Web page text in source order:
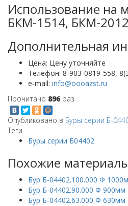
Использование на
БКМ-1514, БКМ-
Дополнительная
Цена: Цену уточняйте
Телефон: 8-903-0819-558,
e-mail:
Прочитано 896 раз
Опубликовано в Буры серии Б-
Теги
Буры серии Б04402
Похожие
Бур Б-04402.100.000 Ф
Бур Б-04402.90.000 Ф 900мм
Бур Б-04402.63.000 Ф 630мм